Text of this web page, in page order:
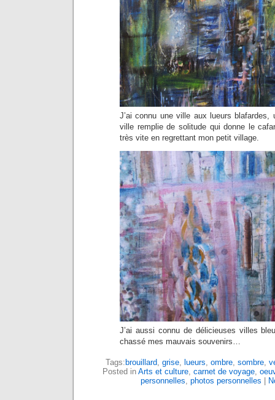
J’ai connu une ville aux lueurs blafardes,
ville remplie de solitude qui donne le
très vite en regrettant mon petit village.
J’ai aussi connu de délicieuses villes
chassé mes mauvais souvenirs…
Tags:brouillard grise lueurs ombre sombre
Posted in Arts et culture carnet de voyage
personnelles photos personnelles |